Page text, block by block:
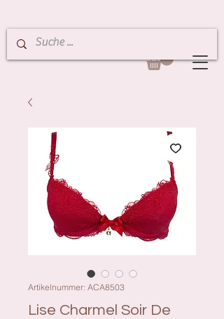
Artikelnummer: ACA8503
Lise Charmel Soir De